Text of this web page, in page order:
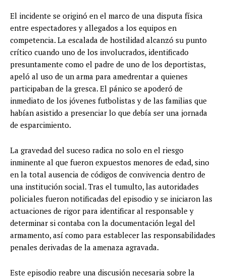
El incidente se originó en el marco de una disputa física
entre espectadores y allegados a los equipos en
competencia. La escalada de hostilidad alcanzó su punto
crítico cuando uno de los involucrados, identificado
presuntamente como el padre de uno de los deportistas,
apeló al uso de un arma para amedrentar a quienes
participaban de la gresca. El pánico se apoderó de
inmediato de los jóvenes futbolistas y de las familias que
habían asistido a presenciar lo que debía ser una jornada
de esparcimiento.
La gravedad del suceso radica no solo en el riesgo
inminente al que fueron expuestos menores de edad, sino
en la total ausencia de códigos de convivencia dentro de
una institución social. Tras el tumulto, las autoridades
policiales fueron notificadas del episodio y se iniciaron las
actuaciones de rigor para identificar al responsable y
determinar si contaba con la documentación legal del
armamento, así como para establecer las responsabilidades
penales derivadas de la amenaza agravada.
Este episodio reabre una discusión necesaria sobre la